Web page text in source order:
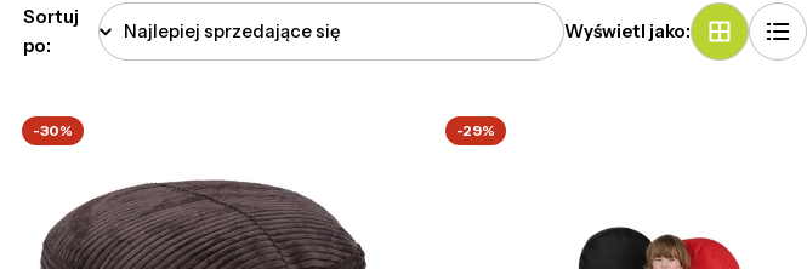
Sortuj
po:
Wyświetl jako:
-30% -29%